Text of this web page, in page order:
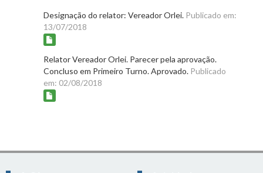
Designação do relator: Vereador Orlei. Publicado em:
13/07/2018
Relator Vereador Orlei. Parecer pela aprovação.
Concluso em Primeiro Turno. Aprovado. Publicado
em: 02/08/2018